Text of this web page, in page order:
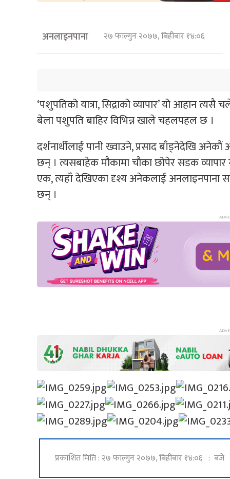
अनलाइनपाना २७ फाल्गुन २०७७, बिहीबार १४:०६
‘पशुपतिको यात्रा, सिद्राको व्यापार’ यो आहान
बेला पशुपति बाहिर विभिन्न खाले चहलपहल छ ।
दर्शनार्थीलाई पानी ख्वाउने, प्रसाद बाँड्नेदेखि
छन् । त्यसबाहेक मौकामा चौका छोपेर सडक व्यापार
एक, त्यहाँ देखिएका दृश्य अनेकलाई अनलाइनपाना
छन् ।
प्रकाशित मिति : २७ फाल्गुन २०७७, बिहीबार १४:०६ : बजे